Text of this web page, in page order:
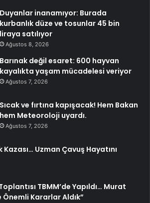
Duyanlar inanamıyor: Burada
kurbanlık düze ve tosunlar 45 bin
liraya satılıyor
Ağustos 8, 2026
Barınak değil esaret: 600 hayvan
kayalıkta yaşam mücadelesi veriyor
Ağustos 7, 2026
Sıcak ve fırtına kapışacak! Hem Bakan
hem Meteoroloji uyardı.
Ağustos 7, 2026
Kazası… Uzman Çavuş Hayatını
TBMM’de Yapıldı… Murat
Önemli Kararlar Aldık”